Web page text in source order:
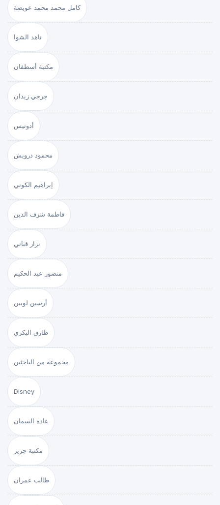
كامل محمد محمد عويضة
ناهد الشوا
مكتبة أسطفان
جرجي زيدان
أدونيس
محمود درويش
إبراهيم الكوني
فاطمة شرف الدين
نزار قباني
منصور عبد الحكيم
أرسين لوبين
طارق البكري
مجموعة من الباحثين
Disney
غادة السمان
مكتبة جرير
طالب عمران